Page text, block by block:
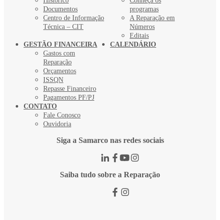
Documentos
Centro de Informação
Técnica – CIT
programas
A Reparação em
Números
Editais
GESTÃO FINANCEIRA
Gastos com
Reparação
Orçamentos
ISSQN
Repasse Financeiro
Pagamentos PF/PJ
CALENDÁRIO
CONTATO
Fale Conosco
Ouvidoria
Siga a Samarco nas redes sociais
Saiba tudo sobre a Reparação